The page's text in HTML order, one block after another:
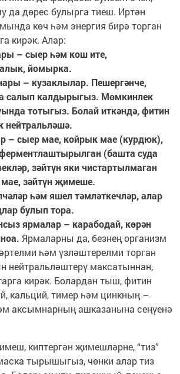
да дөрес булырга тиеш. Иртән
көч һәм энергия бирә торган
кирәк. Алар:
– сыер һәм кош ите,
йомырка.
– кузаклылар. Пешергәнче,
салып калдырыгыз. Мөмкинлек
тотыгыз. Болай иткәндә, фитин
нейтральләшә.
– сыер мае, койрык мае (курдюк),
(башта суда
зәйтүн яки чистартылмаган
зәйтүн җимеше.
һәм яшел тәмләткечләр, алар
булып тора.
ярмалар – карабодай, көрән
Ярмаларны да, безнең организм
һәм үзләштерелми торган
нейтральләштерү максатыннан,
кирәк. Болардан тыш, фитин
кальций, тимер һәм цинкның –
аксымнарның ашказанына сеңүенә
киптергән җимешләрне, “тиз”
тырышыгыз, чөнки алар тиз